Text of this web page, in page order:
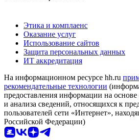
Этика и комплаенс
Оказание услуг
Использование сайтов
Защита персональных данных
ИТ аккредитация
На информационном ресурсе hh.ru
рекомендательные технологии
предоставления информации на основе
и анализа сведений, относящихся к
пользователей сети «Интернет»,
Российской Федерации)